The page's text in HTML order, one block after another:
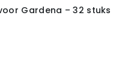
Gardena – 32 stuks